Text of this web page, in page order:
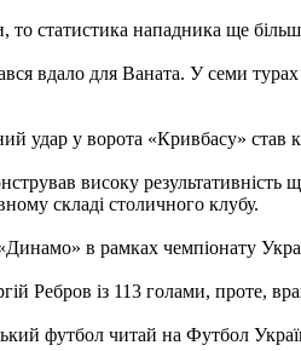
то статистика нападника ще
вдало для Ваната. У семи
удар у ворота «Кривбасу»
високу
складі столичного клубу.
«Динамо» в рамках чемпіонату
Ребров із 113 голами, проте,
футбол читай на Футбол